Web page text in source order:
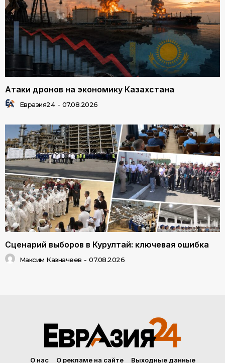
Атаки дронов на экономику Казахстана
Евразия24 - 07.08.2026
Сценарий выборов в Курултай: ключевая ошибка
Максим Казначеев - 07.08.2026
О нас О рекламе на сайте Выходные данные